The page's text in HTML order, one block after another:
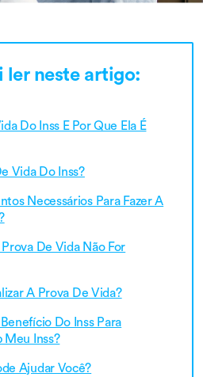
ler neste artigo:
Do Inss E Por Que Ela É
Vida Do Inss?
Necessários Para Fazer A
De Vida Não For
A Prova De Vida?
Do Inss Para
Meu Inss?
Ajudar Você?